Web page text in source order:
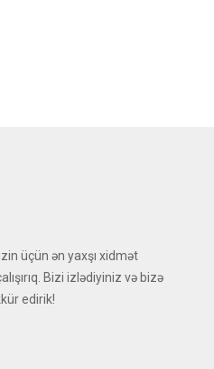
üçün ən yaxşı xidmət
Bizi izlədiyiniz və bizə
edirik!